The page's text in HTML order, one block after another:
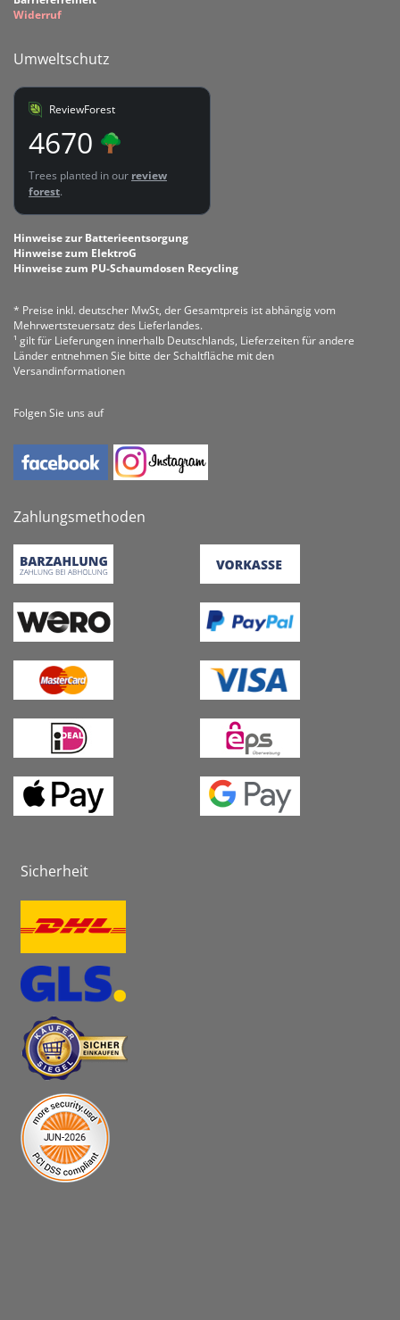
Widerruf
Umweltschutz
ReviewForest
4670
Trees planted in our review
forest.
Hinweise zur Batterieentsorgung
Hinweise zum ElektroG
Hinweise zum PU-Schaumdosen Recycling
* Preise inkl. deutscher MwSt, der Gesamtpreis ist abhängig vom
Mehrwertsteuersatz des Lieferlandes.
¹ gilt für Lieferungen innerhalb Deutschlands, Lieferzeiten für andere
Länder entnehmen Sie bitte der Schaltfläche mit den
Versandinformationen
Folgen Sie uns auf
Zahlungsmethoden
Sicherheit